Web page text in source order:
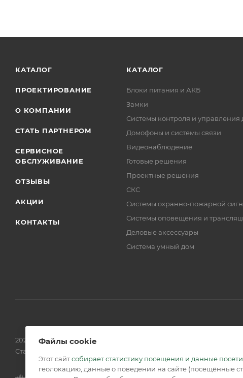
КАТАЛОГ
ПРОЕКТИРОВАНИЕ
О КОМПАНИИ
СТАТЬ ПАРТНЕРОМ
СЕРВИСНОЕ
ОБСЛУЖИВАНИЕ
ОТЗЫВЫ
АКЦИИ
КОНТАКТЫ
КАТАЛОГ
Блоки питания и АКБ
Замки
Системы контроля и управления
Домофоны и системы связи
Видеонаблюдение
Готовые решения
Проектные решения
СКС
Системы охранно-пожарной
Системы оповещения и
Деловые аксессуары
Система умный дом
2026 © Обращаем Ваше внимание на то, что вся информация,
Статьи 437 (2) ГК РФ.
Файлы cookie
Этот сайтсобирает статистику посещения и данные
геолокацию, данные о поведении на сайте (посещённые